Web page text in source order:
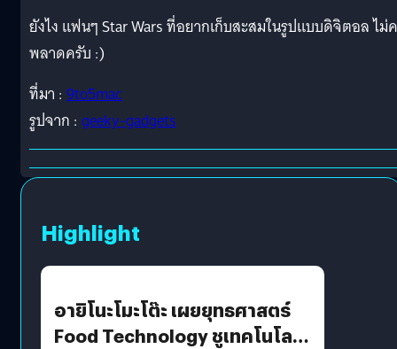
ยังไง แฟนๆ Star Wars ที่อยากเก็บสะสมในรูปแบบดิจิตอล ไม่
พลาดครับ :)
ที่มา : 9to5mac
รูปจาก : geeky-gadgets
Highlight
อายิโนะโมะโต๊ะ เผยยุทธศาสตร์
Food Technology ชูเทคโนโลยี